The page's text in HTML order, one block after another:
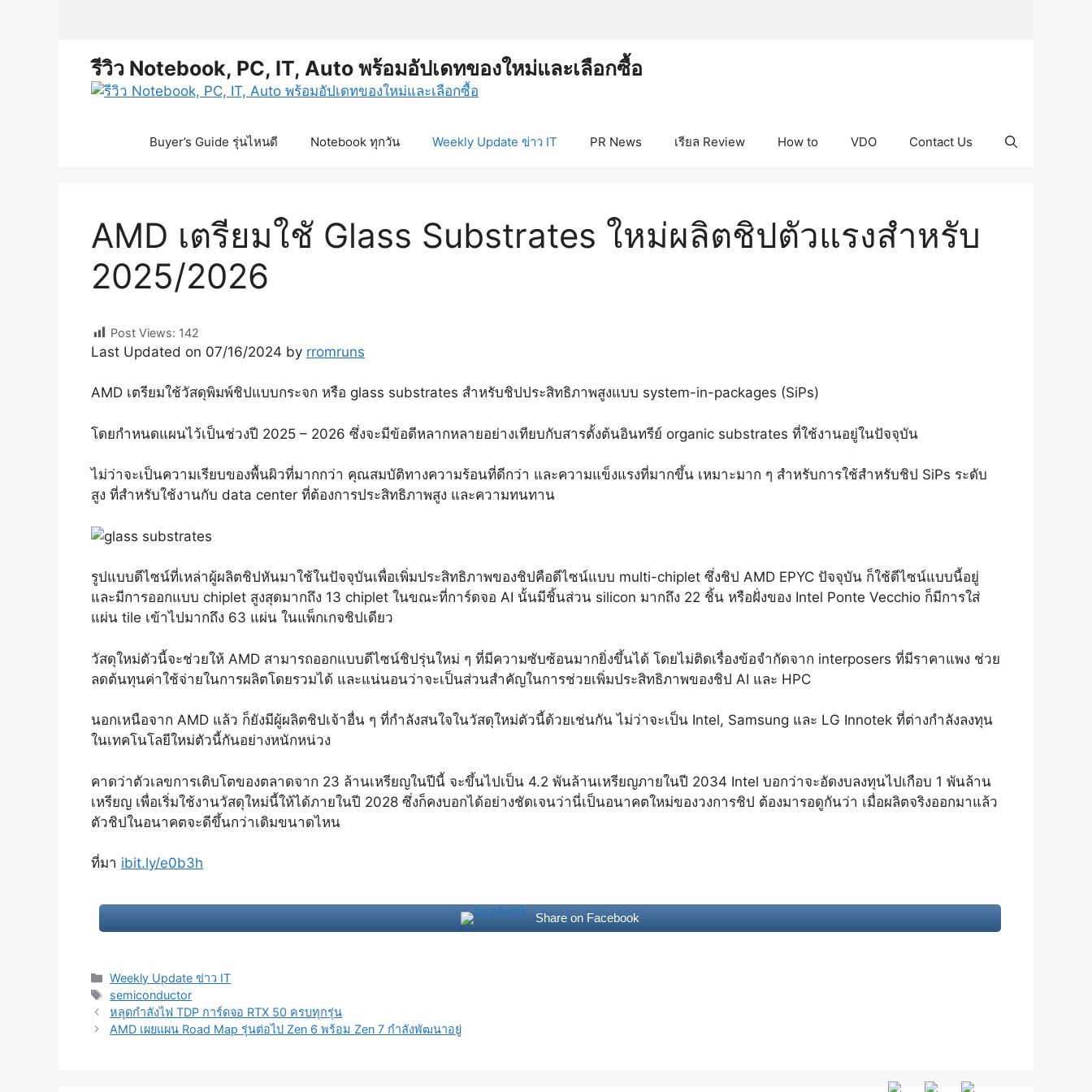
รีวิว Notebook, PC, IT, Auto พร้อมอัปเดทของใหม่และเลือกซื้อ
Buyer’s Guide รุ่นไหนดี Notebook ทุกวัน Weekly Update ข่าว IT PR News เรียล Review How to VDO Contact Us
AMD เตรียมใชั Glass Substrates ใหม่ผลิตชิปตัวแรงสำหรับ
2025/2026
Post Views: 142
Last Updated on 07/16/2024 by rromruns
AMD เตรียมใช้วัสดุพิมพ์ชิปแบบกระจก หรือ glass substrates สำหรับชิปประสิทธิภาพสูงแบบ system-in-packages (SiPs)
โดยกำหนดแผนไว้เป็นช่วงปี 2025 – 2026 ซึ่งจะมีข้อดีหลากหลายอย่างเทียบกับสารตั้งต้นอินทรีย์ organic substrates ที่ใช้งานอยู่ในปัจจุบัน
ไม่ว่าจะเป็นความเรียบของพื้นผิวที่มากกว่า คุณสมบัติทางความร้อนที่ดีกว่า และความแข็งแรงที่มากขึ้น เหมาะมาก ๆ สำหรับการใช้สำหรับชิป SiPs ระดับ
สูง ที่สำหรับใช้งานกับ data center ที่ต้องการประสิทธิภาพสูง และความทนทาน
รูปแบบดีไซน์ที่เหล่าผู้ผลิตชิปหันมาใช้ในปัจจุบันเพื่อเพิ่มประสิทธิภาพของชิปคือดีไซน์แบบ multi-chiplet ซึ่งชิป AMD EPYC ปัจจุบัน ก็ใช้ดีไซน์แบบนี้อยู่
และมีการออกแบบ chiplet สูงสุดมากถึง 13 chiplet ในขณะที่การ์ดจอ AI นั้นมีชิ้นส่วน silicon มากถึง 22 ชิ้น หรือฝั่งของ Intel Ponte Vecchio ก็มีการใส่
แผ่น tile เข้าไปมากถึง 63 แผ่น ในแพ็กเกจชิปเดียว
วัสดุใหม่ตัวนี้จะช่วยให้ AMD สามารถออกแบบดีไซน์ชิปรุ่นใหม่ ๆ ที่มีความซับซ้อนมากยิ่งขึ้นได้ โดยไม่ติดเรื่องข้อจำกัดจาก interposers ที่มีราคาแพง ช่วย
ลดต้นทุนค่าใช้จ่ายในการผลิตโดยรวมได้ และแน่นอนว่าจะเป็นส่วนสำคัญในการช่วยเพิ่มประสิทธิภาพของชิป AI และ HPC
นอกเหนือจาก AMD แล้ว ก็ยังมีผู้ผลิตชิปเจ้าอื่น ๆ ที่กำลังสนใจในวัสดุใหม่ตัวนี้ด้วยเช่นกัน ไม่ว่าจะเป็น Intel, Samsung และ LG Innotek ที่ต่างกำลังลงทุน
ในเทคโนโลยีใหม่ตัวนี้กันอย่างหนักหน่วง
คาดว่าตัวเลขการเติบโตของตลาดจาก 23 ล้านเหรียญในปีนี้ จะขึ้นไปเป็น 4.2 พันล้านเหรียญภายในปี 2034 Intel บอกว่าจะอัดงบลงทุนไปเกือบ 1 พันล้าน
เหรียญ เพื่อเริ่มใช้งานวัสดุใหม่นี้ให้ได้ภายในปี 2028 ซึ่งก็คงบอกได้อย่างชัดเจนว่านี่เป็นอนาคตใหม่ของวงการชิป ต้องมารอดูกันว่า เมื่อผลิตจริงออกมาแล้ว
ตัวชิปในอนาคตจะดีขึ้นกว่าเดิมขนาดไหน
ที่มา ibit.ly/e0b3h
Share on Facebook
Categories
Weekly Update ข่าว IT
Tags
semiconductor
Post
navigation
หลุดกำลังไฟ TDP การ์ดจอ RTX 50 ครบทุกรุ่น
AMD เผยแผน Road Map รุ่นต่อไป Zen 6 พร้อม Zen 7 กำลังพัฒนาอยู่